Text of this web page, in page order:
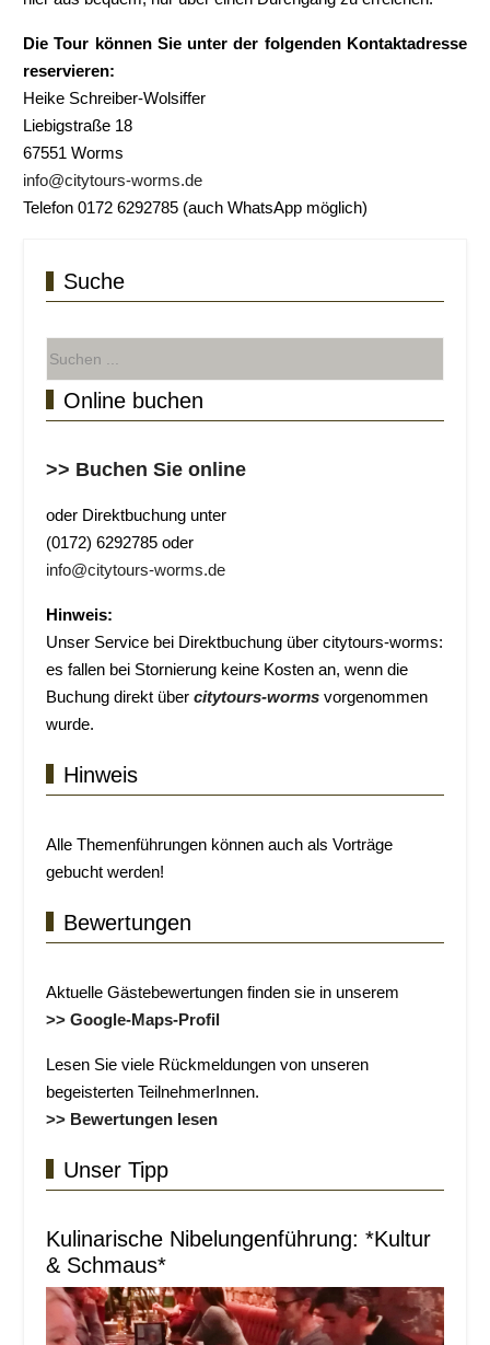
Die Tour können Sie unter der folgenden Kontaktadresse
reservieren:
Heike Schreiber-Wolsiffer
Liebigstraße 18
67551 Worms
info@citytours-worms.de
Telefon 0172 6292785 (auch WhatsApp möglich)
Suche
Online buchen
>> Buchen Sie online
oder Direktbuchung unter
(0172) 6292785 oder
info@citytours-worms.de
Hinweis:
Unser Service bei Direktbuchung über citytours-worms:
es fallen bei Stornierung keine Kosten an, wenn die
Buchung direkt über citytours-wormsvorgenommen
wurde.
Hinweis
Alle Themenführungen können auch als Vorträge
gebucht werden!
Bewertungen
Aktuelle Gästebewertungen finden sie in unserem
>> Google-Maps-Profil
Lesen Sie viele Rückmeldungen von unseren
begeisterten TeilnehmerInnen.
>> Bewertungen lesen
Unser Tipp
Kulinarische Nibelungenführung: *Kultur
& Schmaus*